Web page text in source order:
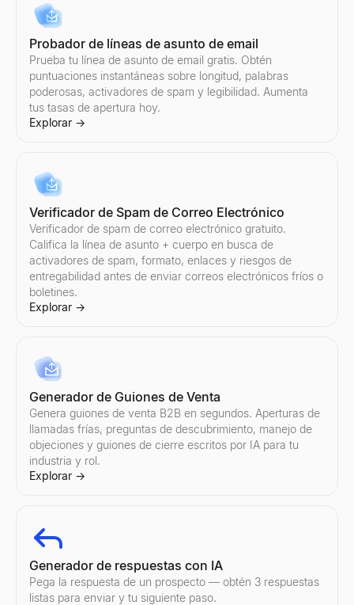
Probador de líneas de asunto de email
Prueba tu línea de asunto de email gratis. Obtén
puntuaciones instantáneas sobre longitud, palabras
poderosas, activadores de spam y legibilidad. Aumenta
tus tasas de apertura hoy.
Explorar →
Verificador de Spam de Correo Electrónico
Verificador de spam de correo electrónico gratuito.
Califica la línea de asunto + cuerpo en busca de
activadores de spam, formato, enlaces y riesgos de
entregabilidad antes de enviar correos electrónicos fríos o
boletines.
Explorar →
Generador de Guiones de Venta
Genera guiones de venta B2B en segundos. Aperturas de
llamadas frías, preguntas de descubrimiento, manejo de
objeciones y guiones de cierre escritos por IA para tu
industria y rol.
Explorar →
Generador de respuestas con IA
Pega la respuesta de un prospecto — obtén 3 respuestas
listas para enviar y tu siguiente paso.